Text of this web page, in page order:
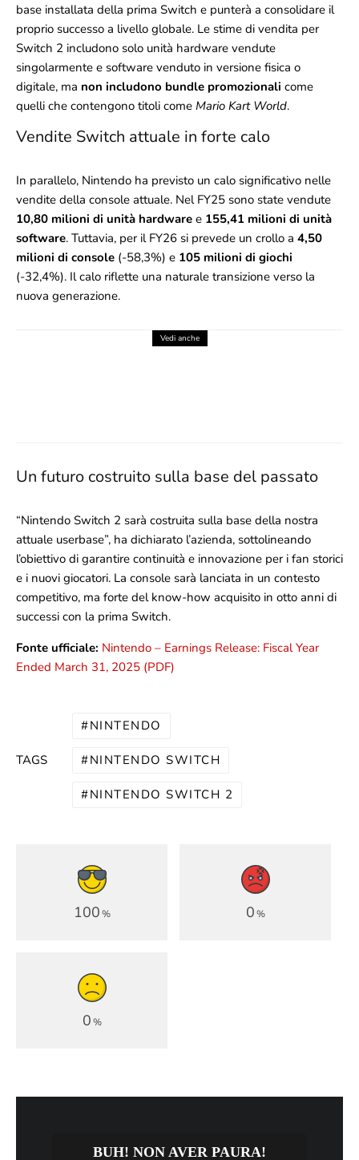
base installata della prima Switch e punterà a consolidare il
proprio successo a livello globale. Le stime di vendita per
Switch 2 includono solo unità hardware vendute
singolarmente e software venduto in versione fisica o
digitale, ma non includono bundle promozionali come
quelli che contengono titoli come Mario Kart World.
Vendite Switch attuale in forte calo
In parallelo, Nintendo ha previsto un calo significativo nelle
vendite della console attuale. Nel FY25 sono state vendute
10,80 milioni di unità hardware e 155,41 milioni di unità
software. Tuttavia, per il FY26 si prevede un crollo a 4,50
milioni di console (-58,3%) e 105 milioni di giochi
(-32,4%). Il calo riflette una naturale transizione verso la
nuova generazione.
Vedi anche
Un futuro costruito sulla base del passato
“Nintendo Switch 2 sarà costruita sulla base della nostra
attuale userbase”, ha dichiarato l’azienda, sottolineando
l’obiettivo di garantire continuità e innovazione per i fan storici
e i nuovi giocatori. La console sarà lanciata in un contesto
competitivo, ma forte del know-how acquisito in otto anni di
successi con la prima Switch.
Fonte ufficiale: Nintendo – Earnings Release: Fiscal Year
Ended March 31, 2025 (PDF)
TAGS
NINTENDO
NINTENDO SWITCH
NINTENDO SWITCH 2
100% 0%
0%
BUH! NON AVER PAURA!